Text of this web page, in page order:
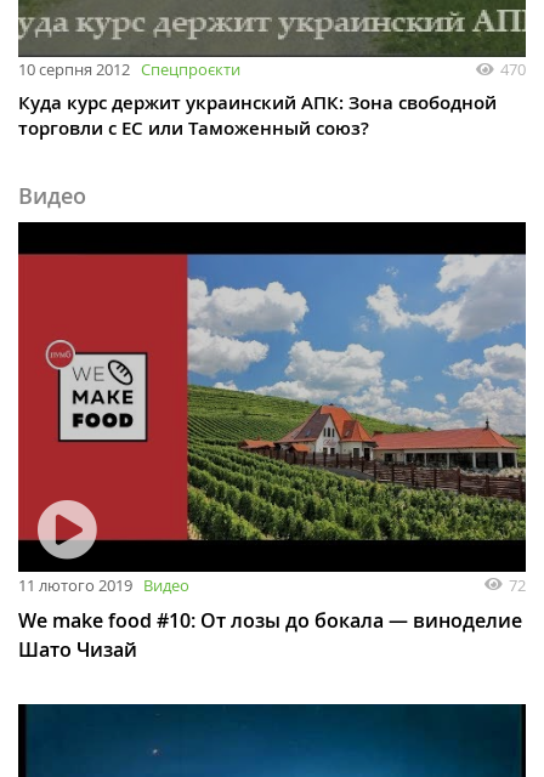
10 серпня 2012 Спецпроєкти 470
Куда курс держит украинский АПК: Зона свободной
торговли с ЕС или Таможенный союз?
Видео
11 лютого 2019 Видео 72
We make food #10: От лозы до бокала — виноделие
Шато Чизай